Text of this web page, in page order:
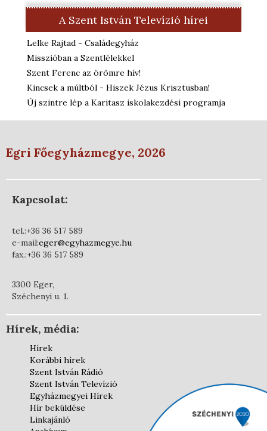
A Szent István Televízió hírei
Lelke Rajtad - Családegyház
Misszióban a Szentlélekkel
Szent Ferenc az örömre hív!
Kincsek a múltból - Hiszek Jézus Krisztusban!
Új szintre lép a Karitasz iskolakezdési programja
Egri Főegyházmegye, 2026
Kapcsolat:
tel.:+36 36 517 589
e-mail:eger@egyhazmegye.hu
fax.:+36 36 517 589
3300 Eger,
Széchenyi u. 1.
Hírek, média:
Hírek
Korábbi hírek
Szent István Rádió
Szent István Televízió
Egyházmegyei Hírek
Hír beküldése
Linkajánló